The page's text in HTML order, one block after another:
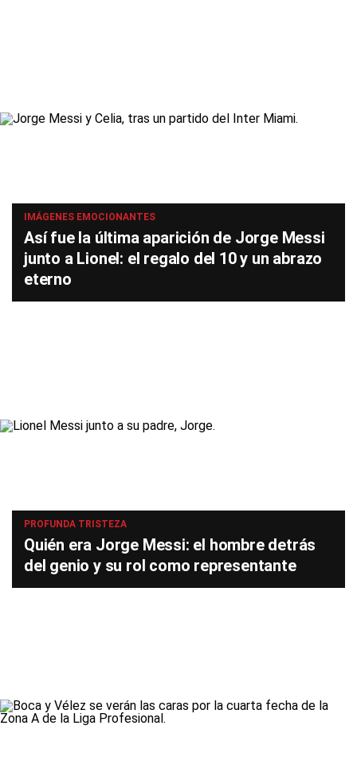
IMÁGENES EMOCIONANTES
Así fue la última aparición de Jorge Messi
junto a Lionel: el regalo del 10 y un abrazo
eterno
PROFUNDA TRISTEZA
Quién era Jorge Messi: el hombre detrás
del genio y su rol como representante